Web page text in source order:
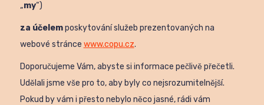
„my“)
za účelemposkytování služeb prezentovaných na
webové stránce www.copu.cz.
Doporučujeme Vám, abyste si informace pečlivě přečetli.
Udělali jsme vše pro to, aby byly co nejsrozumitelnější.
Pokud by vám i přesto nebylo něco jasné, rádi vám